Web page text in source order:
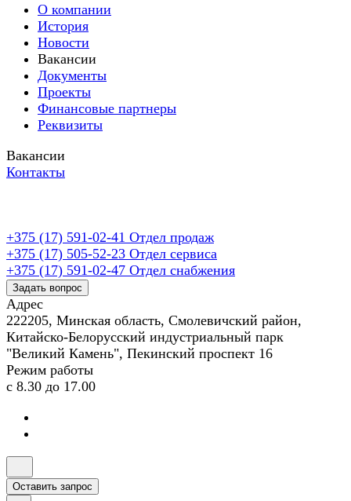
О компании
История
Новости
Вакансии
Документы
Проекты
Финансовые партнеры
Реквизиты
Вакансии
Контакты
+375 (17) 591-02-41 Отдел продаж
+375 (17) 505-52-23 Отдел сервиса
+375 (17) 591-02-47 Отдел снабжения
Задать вопрос
Адрес
222205, Минская область, Смолевичский район,
Китайско-Белорусский индустриальный парк
"Великий Камень", Пекинский проспект 16
Режим работы
с 8.30 до 17.00
Оставить запрос